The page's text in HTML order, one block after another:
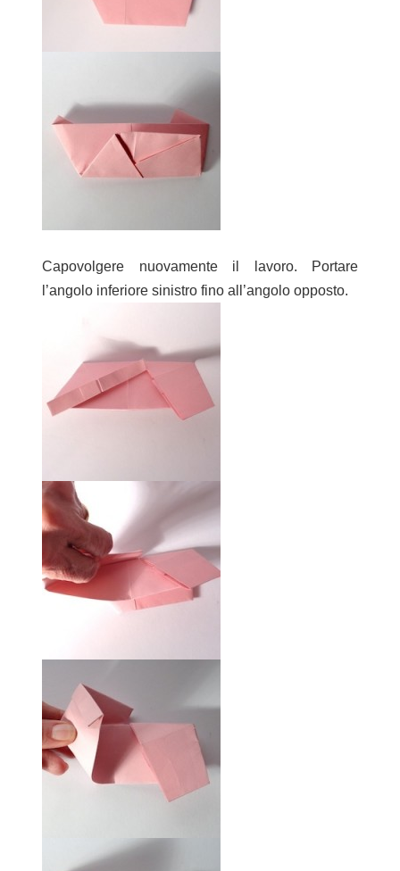
Capovolgere nuovamente il lavoro. Portare
l’angolo inferiore sinistro fino all’angolo opposto.